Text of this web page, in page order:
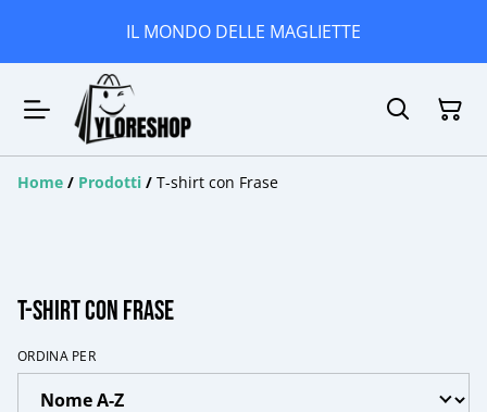
IL MONDO DELLE MAGLIETTE
Home / Prodotti / T-shirt con Frase
T-shirt con Frase
ORDINA PER